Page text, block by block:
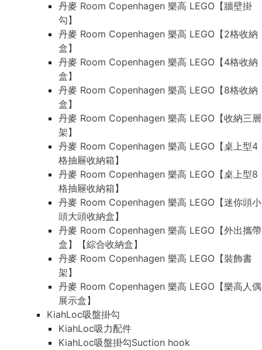
丹麥 Room Copenhagen 樂高 LEGO【牆壁掛
勾】
丹麥 Room Copenhagen 樂高 LEGO【2格收納
盒】
丹麥 Room Copenhagen 樂高 LEGO【4格收納
盒】
丹麥 Room Copenhagen 樂高 LEGO【8格收納
盒】
丹麥 Room Copenhagen 樂高 LEGO【收納三層
架】
丹麥 Room Copenhagen 樂高 LEGO【桌上型4
格抽屜收納箱】
丹麥 Room Copenhagen 樂高 LEGO【桌上型8
格抽屜收納箱】
丹麥 Room Copenhagen 樂高 LEGO【迷你頭小
頭大頭收納盒】
丹麥 Room Copenhagen 樂高 LEGO【外出攜帶
盒】【綜合收納盒】
丹麥 Room Copenhagen 樂高 LEGO【裝飾書
架】
丹麥 Room Copenhagen 樂高 LEGO【樂高人偶
展示盒】
KiahLoc吸盤掛勾
KiahLoc吸力配件
KiahLoc吸盤掛勾Suction hook